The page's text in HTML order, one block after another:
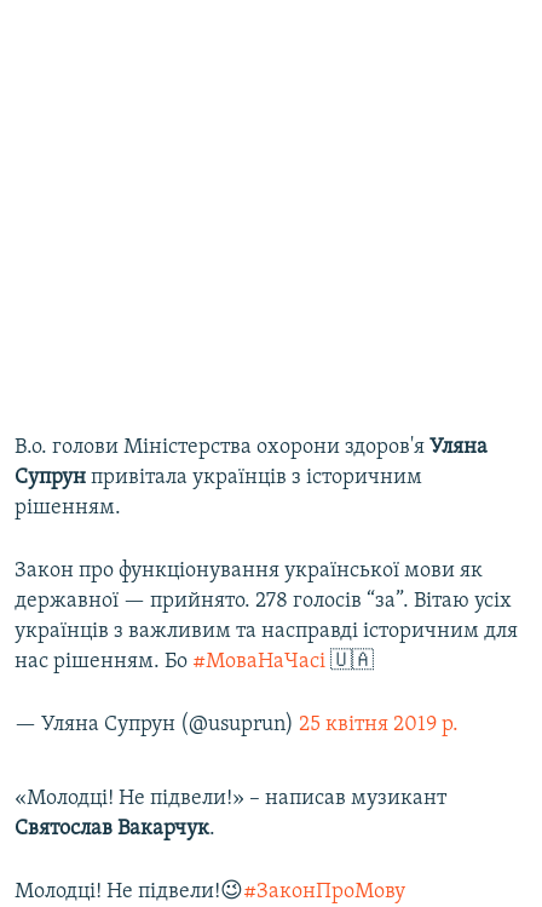
В.о. голови Міністерства охорони здоров'я Уляна
Супрун привітала українців з історичним
рішенням.
Закон про функціонування української мови як
державної — прийнято. 278 голосів “за”. Вітаю усіх
українців з важливим та насправді історичним для
нас рішенням. Бо #МоваНаЧасі 🇺🇦
— Уляна Супрун (@usuprun) 25 квітня 2019 р.
«Молодці! Не підвели!» – написав музикант
Святослав Вакарчук.
Молодці! Не підвели!😉#ЗаконПроМову